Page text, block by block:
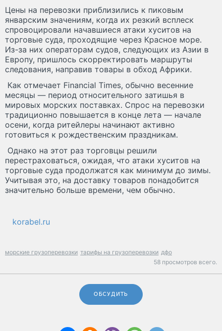
Цены на перевозки приблизились к пиковым
январским значениям, когда их резкий всплеск
спровоцировали начавшиеся атаки хуситов на
торговые суда, проходящие через Красное море.
Из-за них операторам судов, следующих из Азии в
Европу, пришлось скорректировать маршруты
следования, направив товары в обход Африки.
Как отмечает Financial Times, обычно весенние
месяцы — период относительного затишья в
мировых морских поставках. Спрос на перевозки
традиционно повышается в конце лета — начале
осени, когда ритейлеры начинают активно
готовиться к рождественским праздникам.
Однако на этот раз торговцы решили
перестраховаться, ожидая, что атаки хуситов на
торговые суда продолжатся как минимум до зимы.
Учитывая это, на доставку товаров понадобится
значительно больше времени, чем обычно.
korabel.ru
морские грузоперевозки тарифы на грузоперевозки дфо
58 просмотров всего.
ОБСУДИТЬ